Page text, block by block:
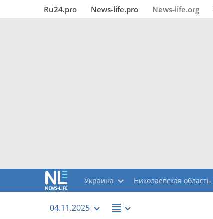
Ru24.pro News‑life.pro News‑life.org
Украина Николаевская область
04.11.2025